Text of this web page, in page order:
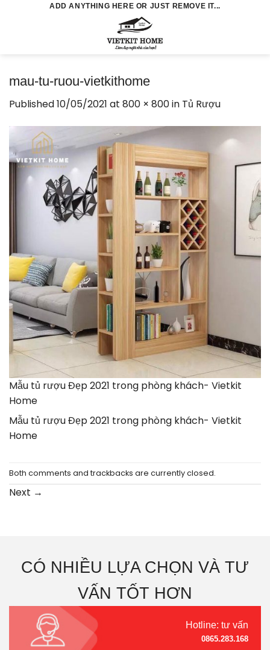
ADD ANYTHING HERE OR JUST REMOVE IT...
mau-tu-ruou-vietkithome
Published10/05/2021 at 800 × 800in Tủ Rượu
Mẫu tủ rượu Đẹp 2021 trong phòng khách- Vietkit
Home
Mẫu tủ rượu Đẹp 2021 trong phòng khách- Vietkit
Home
Both comments and trackbacks are currently closed.
Next →
CÓ NHIỀU LỰA CHỌN VÀ TƯ
VẤN TỐT HƠN
Hotline: tư vấn
0865.283.168